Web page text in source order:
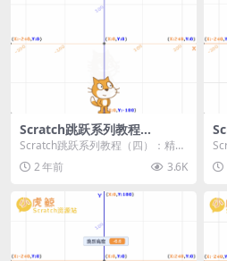
Scratch跳跃系列教程
（四）：精准着陆
Scratch跳跃系列教程（四）：精准
着陆 作者：小虎鲸Scratch资源站
... 2 年前 3.6K
连